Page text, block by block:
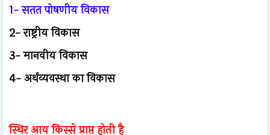
1- सतत पोषणीय विकास
2- राष्ट्रीय विकास
3- मानवीय विकास
4- अर्थव्यवस्था का विकास
स्थिर आय किस्से प्राप्त होती है